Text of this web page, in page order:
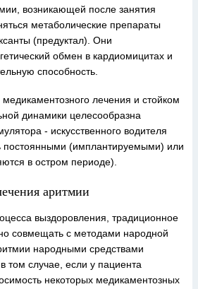
возникающей после занятия
метаболические препараты
(предуктал). Они
обмен в кардиомицитах и
способность.
лечения и стойком
динамики целесообразна
- искусственного водителя
постоянными (имплантируемыми) или
в остром периоде).
аритмии
выздоровления, традиционное
совмещать с методами народной
народными средствами
том случае, если у пациента
некоторых медикаментозных